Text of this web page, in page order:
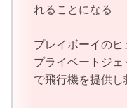
れることになる
プレイボーイの
プライベートジ
で飛行機を提供し